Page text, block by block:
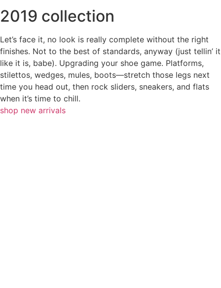
2019 collection
Let’s face it, no look is really complete without the right
finishes. Not to the best of standards, anyway (just tellin’ it
like it is, babe). Upgrading your shoe game. Platforms,
stilettos, wedges, mules, boots—stretch those legs next
time you head out, then rock sliders, sneakers, and flats
when it’s time to chill.
shop new arrivals